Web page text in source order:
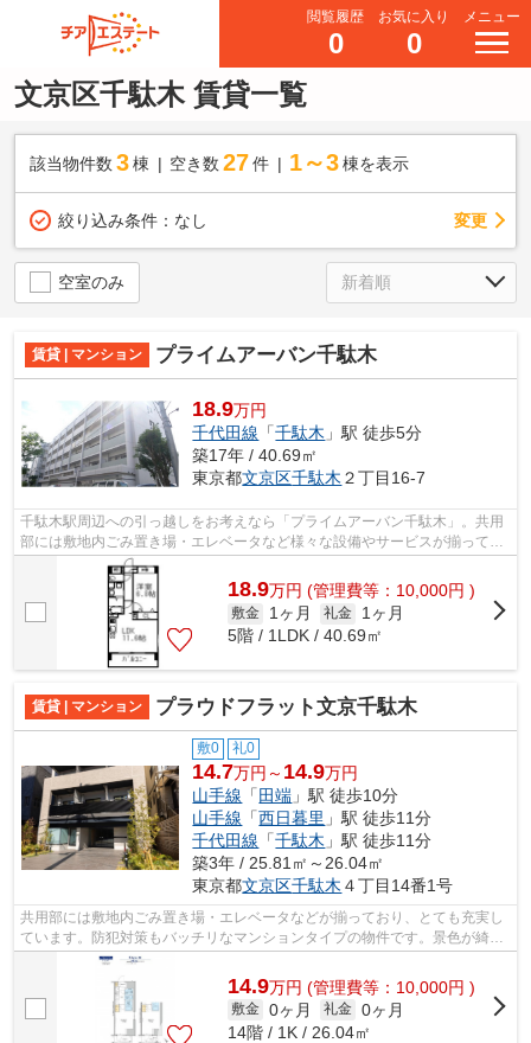
閲覧履歴
0
お気に入り
0
メニュー
文京区千駄木 賃貸一覧
該当物件数 3棟 空き数 27 件 1～3 棟を表示
絞り込み条件： なし 変更
空室のみ
賃貸 | マンション プライムアーバン千駄木
18.9万円
千代田線 「千駄木 」駅 徒歩5分
築17年 / 40.69㎡
東京都文京区千駄木 ２丁目16-7
千駄木駅周辺への引っ越しをお考えなら「プライムアーバン千駄木」。共用
部には敷地内ごみ置き場・エレベータなど様々な設備やサービスが揃ってい
るので便利です。外装もおしゃれで快...
18.9万円 (管理費等：10,000円 )
敷金 1ヶ月 礼金
1ヶ月
5階 / 1LDK / 40.69㎡
賃貸 | マンション プラウドフラット文京千駄木
敷0 礼0
14.7万円～ 14.9万円
山手線 「 田端 」駅 徒歩10分
山手線 「西日暮里 」駅 徒歩11分
千代田線 「千駄木 」駅 徒歩11分
築3年 / 25.81㎡～26.04㎡
東京都文京区千駄木 ４丁目14番1号
共用部には敷地内ごみ置き場・エレベータなどが揃っており、とても充実し
ています。防犯対策もバッチリなマンションタイプの物件です。景色が綺麗
で住み心地の良い15階建て物件。電車...
14.9万円 (管理費等：10,000円 )
敷金 0ヶ月 礼金 0ヶ月
14階 / 1K / 26.04㎡